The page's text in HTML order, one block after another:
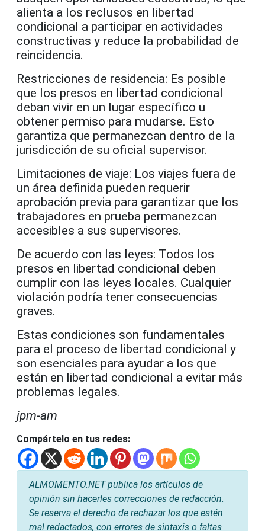
alienta a los reclusos en libertad
condicional a participar en actividades
constructivas y reduce la probabilidad de
reincidencia.
Restricciones de residencia: Es posible
que los presos en libertad condicional
deban vivir en un lugar específico u
obtener permiso para mudarse. Esto
garantiza que permanezcan dentro de la
jurisdicción de su oficial supervisor.
Limitaciones de viaje: Los viajes fuera de
un área definida pueden requerir
aprobación previa para garantizar que los
trabajadores en prueba permanezcan
accesibles a sus supervisores.
De acuerdo con las leyes: Todos los
presos en libertad condicional deben
cumplir con las leyes locales. Cualquier
violación podría tener consecuencias
graves.
Estas condiciones son fundamentales
para el proceso de libertad condicional y
son esenciales para ayudar a los que
están en libertad condicional a evitar más
problemas legales.
jpm-am
Compártelo en tus redes:
ALMOMENTO.NET publica los artículos de
opinión sin hacerles correcciones de redacción.
Se reserva el derecho de rechazar los que estén
mal redactados, con errores de sintaxis o faltas